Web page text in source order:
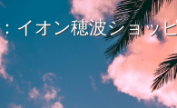
イオン穂波ショッ